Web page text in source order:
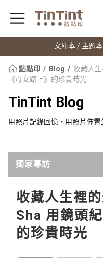
文庫本 / 主題
點點印 Blog
收藏人
《母女路上》的珍貴時光
TinTint Blog
用照片記錄回憶，用照片佈置
獨家專訪
最新
點點印新聞
點點手作小教室
收藏人生裡
Sha 用鏡頭
的珍貴時光